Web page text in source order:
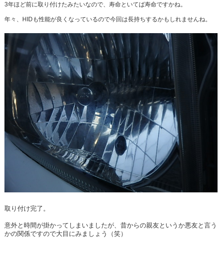
3年ほど前に取り付けたみたいなので、寿命といてば寿命ですかね。
年々、HIDも性能が良くなっているので今回は長持ちするかもしれませんね。
取り付け完了。
意外と時間が掛かってしまいましたが、昔からの親友というか悪友と言う
かの関係ですので大目にみましょう（笑）